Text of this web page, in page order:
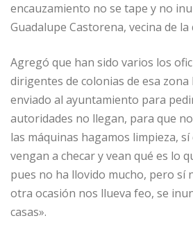
encauzamiento no se tape y no
Guadalupe Castorena, vecina de la
Agregó que han sido varios los
dirigentes de colonias de esa zona
enviado al ayuntamiento para
autoridades no llegan, para que
las máquinas hagamos limpieza,
vengan a checar y vean qué es lo
pues no ha llovido mucho, pero sí
otra ocasión nos llueva feo, se
casas».